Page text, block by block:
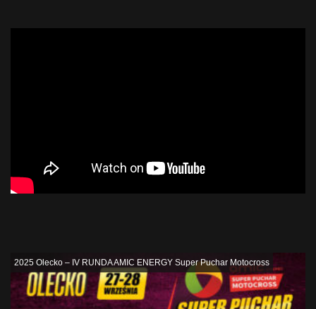
2025 Olecko – IV RUNDA AMIC ENERGY Super Puchar Motocross